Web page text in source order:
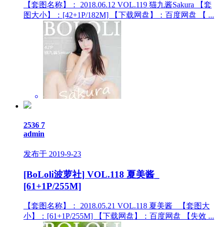
【套图名称】： 2018.06.12 VOL.119 猫九酱Sakura 【套
图大小】：[42+1P/182M] 【下载网盘】：百度网盘 【 ...
2536 7
admin
发布于 2019-9-23
[BoLoli波萝社] VOL.118 夏美酱_
[61+1P/255M]
【套图名称】： 2018.05.21 VOL.118 夏美酱_ 【套图大
小】：[61+1P/255M] 【下载网盘】：百度网盘 【失效 ...